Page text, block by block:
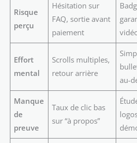
Risque
perçu
Hésitation sur
FAQ, sortie avant
paiement
Effort
mental
Scrolls multiples,
retour arrière
au-
Manque
de
preuve
Taux de clic bas
sur “à propos”